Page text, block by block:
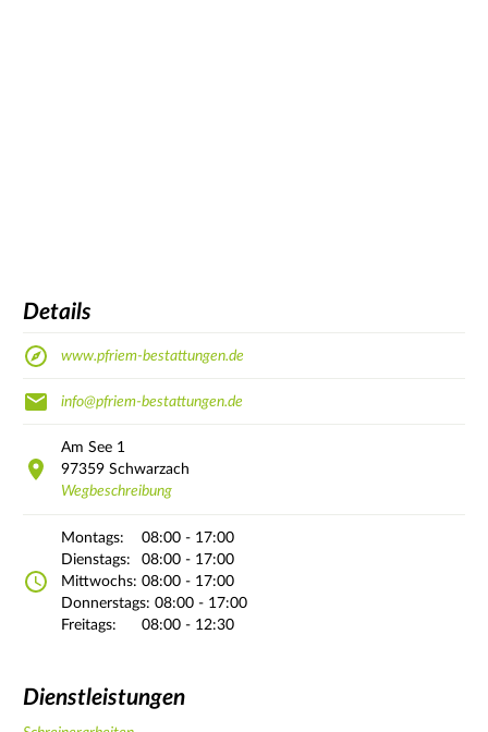
Details
www.pfriem-bestattungen.de
info@pfriem-bestattungen.de
Am See 1
97359 Schwarzach
Wegbeschreibung
Montags:
08:00 - 17:00
Dienstags:
08:00 - 17:00
Mittwochs: 08:00 - 17:00
Donnerstags: 08:00 - 17:00
Freitags:
08:00 - 12:30
Dienstleistungen